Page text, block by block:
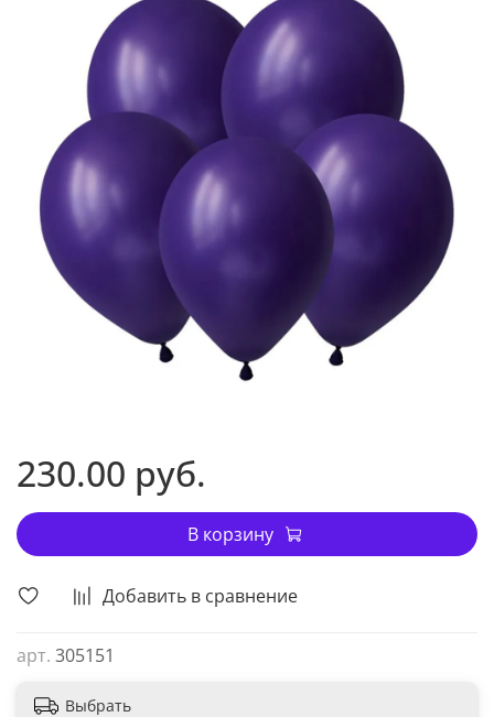
Добавить в сравнение
арт. 305151
230.00 руб.
В корзину
Выбрать